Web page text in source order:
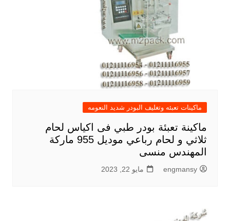
ماكينات تعبئه وتغليف البودر شديد النعومه
ماكينة تعبئة بودر طبي فى اكياس لحام
ثلاثي و لحام رباعي موديل 955 ماركة
المهندس منسى
engmansy مايو 22, 2023